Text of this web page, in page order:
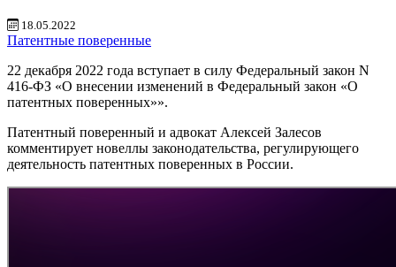
18.05.2022
Патентные поверенные
22 декабря 2022 года вступает в силу Федеральный закон N
416-ФЗ «О внесении изменений в Федеральный закон «О
патентных поверенных»».
Патентный поверенный и адвокат Алексей Залесов
комментирует новеллы законодательства, регулирующего
деятельность патентных поверенных в России.